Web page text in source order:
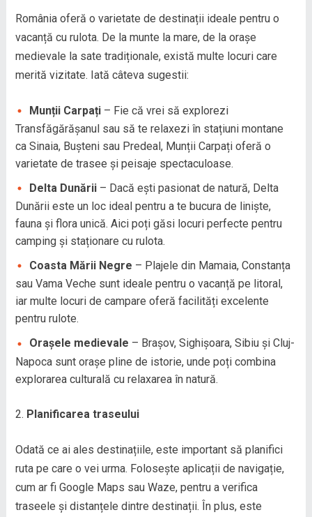
România oferă o varietate de destinații ideale pentru o
vacanță cu rulota. De la munte la mare, de la orașe
medievale la sate tradiționale, există multe locuri care
merită vizitate. Iată câteva sugestii:
Munții Carpați– Fie că vrei să explorezi
Transfăgărășanul sau să te relaxezi în stațiuni montane
ca Sinaia, Bușteni sau Predeal, Munții Carpați oferă o
varietate de trasee și peisaje spectaculoase.
Delta Dunării– Dacă ești pasionat de natură, Delta
Dunării este un loc ideal pentru a te bucura de liniște,
fauna și flora unică. Aici poți găsi locuri perfecte pentru
camping și staționare cu rulota.
Coasta Mării Negre – Plajele din Mamaia, Constanța
sau Vama Veche sunt ideale pentru o vacanță pe litoral,
iar multe locuri de campare oferă facilități excelente
pentru rulote.
Orașele medievale – Brașov, Sighișoara, Sibiu și Cluj-
Napoca sunt orașe pline de istorie, unde poți combina
explorarea culturală cu relaxarea în natură.
Planificarea traseului
Odată ce ai ales destinațiile, este important să planifici
ruta pe care o vei urma. Folosește aplicații de navigație,
cum ar fi Google Maps sau Waze, pentru a verifica
traseele și distanțele dintre destinații. În plus, este